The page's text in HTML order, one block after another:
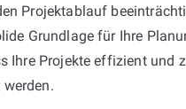
Projektablauf
Grundlage für Ihre
Ihre Projekte effizient und